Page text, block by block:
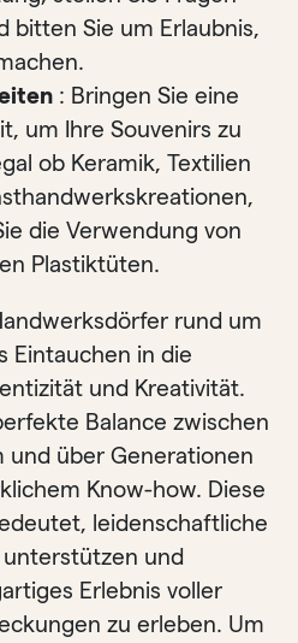
bitten Sie um Erlaubnis,
: Bringen Sie eine
um Ihre Souvenirs zu
ob Keramik, Textilien
die Verwendung von
Plastiktüten.
rund um
Eintauchen in die
und Kreativität.
Balance zwischen
und über Generationen
Know-how. Diese
leidenschaftliche
und
Erlebnis voller
zu erleben. Um